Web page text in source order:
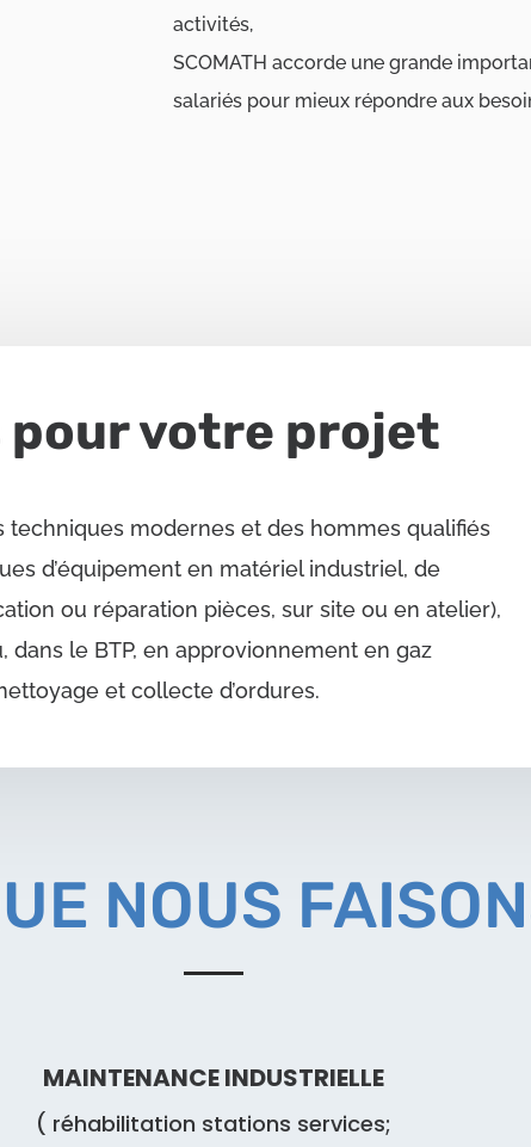
activités,
SCOMATH accorde une grande
salariés pour mieux répondre aux
pour votre projet
modernes et des hommes qualifiés
d’équipement en matériel industriel, de
ou réparation pièces, sur site ou en atelier),
le BTP, en approvionnement en gaz
et collecte d’ordures.
NOUS
MAINTENANCE INDUSTRIELLE
( réhabilitation stations services;